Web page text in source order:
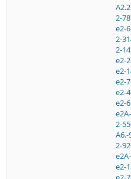
2-
e2-
2-
2-
e2-
e2-
e2-
e2-
e2-
2-
2-
e2-